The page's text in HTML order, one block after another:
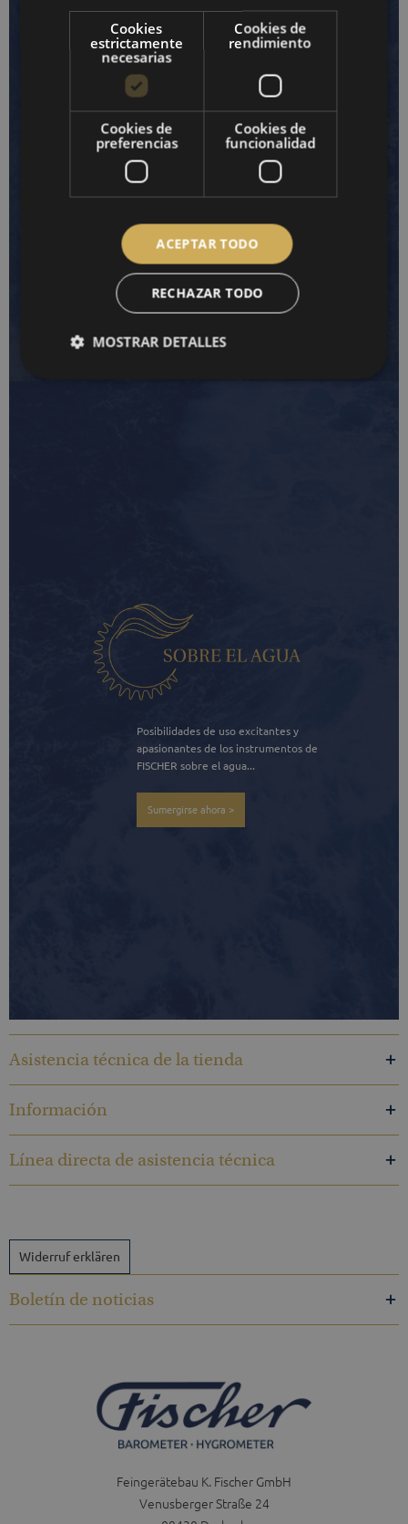
fantásticas de los instrumentos de
medición de FISCHER para el ámbito
climático y de las condiciones
ambientales en zonas rurales...
Posibilidades de uso excitantes y
apasionantes de los instrumentos de
FISCHER sobre el agua...
Sumergirse ahora >
Feingerätebau K. Fischer GmbH
Venusberger Straße 24
Asistencia técnica de la tienda
Información
Línea directa de asistencia técnica
Widerruf erklären
Boletín de noticias
Cookies
estrictamente
necesarias
Cookies de
rendimiento
Cookies de
preferencias
Cookies de
funcionalidad
ACEPTAR TODO
RECHAZAR TODO
MOSTRAR DETALLES